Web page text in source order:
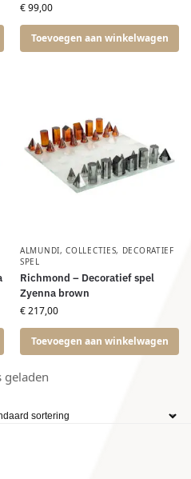
€99,00
Toevoegen aan winkelwagen
ALMUNDI,COLLECTIES, DECORATIEF
SPEL
Richmond – Decoratief spel
Zyenna brown
€217,00
Toevoegen aan winkelwagen
geladen